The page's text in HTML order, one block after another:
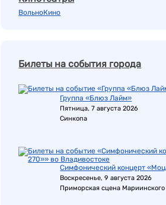
ВольноКино
Билеты на события города
Группа «Блюз Лайм»
Пятница, 7 августа 2026
Синкопа
Симфонический концерт
Воскресенье, 9 августа 2026
Приморская сцена Мариинского